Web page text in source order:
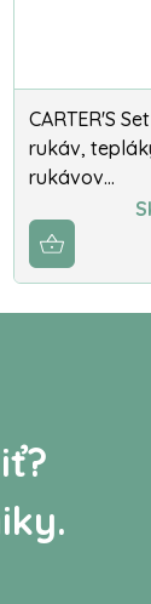
CARTER'S
rukáv,
rukávov…